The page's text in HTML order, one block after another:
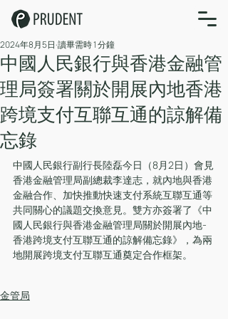
中國人民銀行與香港金融管
理局簽署關於開展內地香港
跨境支付互聯互通的諒解備
忘錄
2024年8月5日 讀畢需時 1 分鐘
中國人民銀行副行長陸磊今日（8月2日）會見
香港金融管理局副總裁李達志，就內地與香港
金融合作、加快推動快速支付系統互聯互通等
共同關心的議題交換意見。雙方亦簽署了《中
國人民銀行與香港金融管理局關於開展內地-
香港跨境支付互聯互通的諒解備忘錄》，為兩
地開展跨境支付互聯互通奠定合作框架。
金管局